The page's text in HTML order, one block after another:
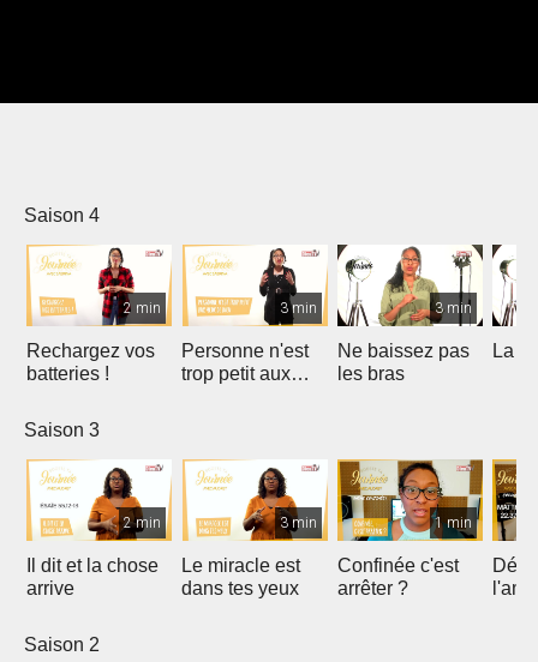
Saison 4
2 min
Rechargez vos
batteries !
3 min
Personne n'est
trop petit aux
3 min
Ne baissez pas
les bras
La
Saison 3
2 min
Il dit et la chose
arrive
3 min
Le miracle est
dans tes yeux
1 min
Confinée c'est
arrêter ?
Saison 2